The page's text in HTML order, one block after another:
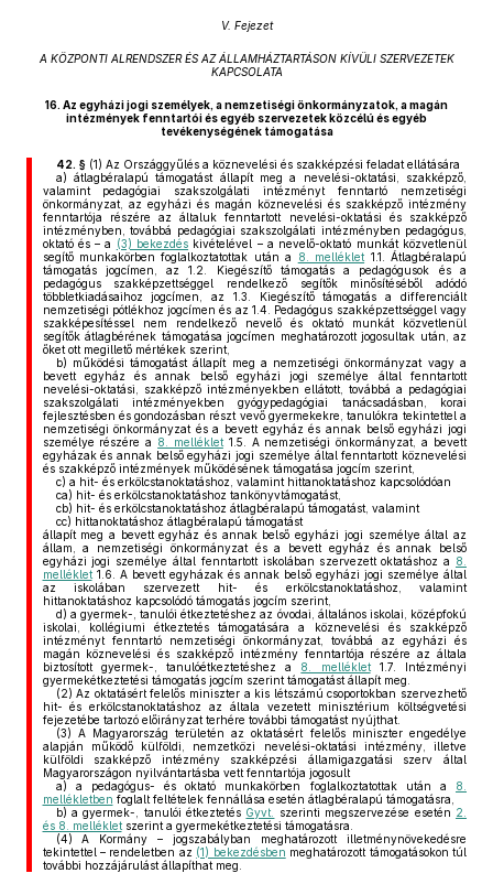
V. Fejezet
A KÖZPONTI ALRENDSZER ÉS AZ ÁLLAMHÁZTARTÁSON KÍVÜLI SZERVEZETEK
KAPCSOLATA
16. Az egyházi jogi személyek, a nemzetiségi önkormányzatok, a magán
intézmények fenntartói és egyéb szervezetek közcélú és egyéb
tevékenységének támogatása
42. §(1) Az Országgyűlés a köznevelési és szakképzési feladat ellátására
a) átlagbéralapú támogatást állapít meg a nevelési-oktatási, szakképző,
valamint pedagógiai szakszolgálati intézményt fenntartó nemzetiségi
önkormányzat, az egyházi és magán köznevelési és szakképző intézmény
fenntartója részére az általuk fenntartott nevelési-oktatási és szakképző
intézményben, továbbá pedagógiai szakszolgálati intézményben pedagógus,
oktató és – a (3) bekezdés kivételével – a nevelő-oktató munkát közvetlenül
segítő munkakörben foglalkoztatottak után a
8. melléklet 1.1. Átlagbéralapú
támogatás jogcímen, az 1.2. Kiegészítő támogatás a pedagógusok és a
pedagógus szakképzettséggel rendelkező segítők minősítéséből adódó
többletkiadásaihoz jogcímen, az 1.3. Kiegészítő támogatás a differenciált
nemzetiségi pótlékhoz jogcímen és az 1.4. Pedagógus szakképzettséggel vagy
szakképesítéssel nem rendelkező nevelő és oktató munkát közvetlenül
segítők átlagbérének támogatása jogcímen meghatározott jogosultak után, az
őket ott megillető mértékek szerint,
b) működési támogatást állapít meg a nemzetiségi önkormányzat vagy a
bevett egyház és annak belső egyházi jogi személye által fenntartott
nevelési-oktatási, szakképző intézményekben ellátott, továbbá a pedagógiai
szakszolgálati intézményekben gyógypedagógiai tanácsadásban, korai
fejlesztésben és gondozásban részt vevő gyermekekre, tanulókra tekintettel a
nemzetiségi önkormányzat és a bevett egyház és annak belső egyházi jogi
személye részére a 8. melléklet1.5. A nemzetiségi önkormányzat, a bevett
egyházak és annak belső egyházi jogi személye által fenntartott köznevelési
és szakképző intézmények működésének támogatása jogcím szerint,
c) a hit- és erkölcstanoktatáshoz, valamint hittanoktatáshoz kapcsolódóan
ca) hit- és erkölcstanoktatáshoz tankönyvtámogatást,
cb) hit- és erkölcstanoktatáshoz átlagbéralapú támogatást, valamint
cc) hittanoktatáshoz átlagbéralapú támogatást
állapít meg a bevett egyház és annak belső egyházi jogi személye által az
állam, a nemzetiségi önkormányzat és a bevett egyház és annak belső
egyházi jogi személye által fenntartott iskolában szervezett oktatáshoz a 8.
melléklet1.6. A bevett egyházak és annak belső egyházi jogi személye által
az iskolában szervezett hit- és erkölcstanoktatáshoz, valamint
hittanoktatáshoz kapcsolódó támogatás jogcím szerint,
d) a gyermek-, tanulói étkeztetéshez az óvodai, általános iskolai, középfokú
iskolai, kollégiumi étkeztetés támogatására a köznevelési és szakképző
intézményt fenntartó nemzetiségi önkormányzat, továbbá az egyházi és
magán köznevelési és szakképző intézmény fenntartója részére az általa
biztosított gyermek-, tanulóétkeztetéshez a 8. melléklet1.7. Intézményi
gyermekétkeztetési támogatás jogcím szerint támogatást állapít meg.
(2) Az oktatásért felelős miniszter a kis létszámú csoportokban szervezhető
hit- és erkölcstanoktatáshoz az általa vezetett minisztérium költségvetési
fejezetébe tartozó előirányzat terhére további támogatást nyújthat.
(3) A Magyarország területén az oktatásért felelős miniszter engedélye
alapján működő külföldi, nemzetközi nevelési-oktatási intézmény, illetve
külföldi szakképző intézmény szakképzési államigazgatási szerv által
Magyarországon nyilvántartásba vett fenntartója jogosult
a) a pedagógus- és oktató munkakörben foglalkoztatottak után a 8.
mellékletben foglalt feltételek fennállása esetén átlagbéralapú támogatásra,
b) a gyermek-, tanulói étkeztetés Gyvt. szerinti megszervezése esetén 2.
és 8. mellékletszerint a gyermekétkeztetési támogatásra.
(4) A Kormány – jogszabályban meghatározott illetménynövekedésre
tekintettel – rendeletben az (1) bekezdésben meghatározott támogatásokon túl
további hozzájárulást állapíthat meg.